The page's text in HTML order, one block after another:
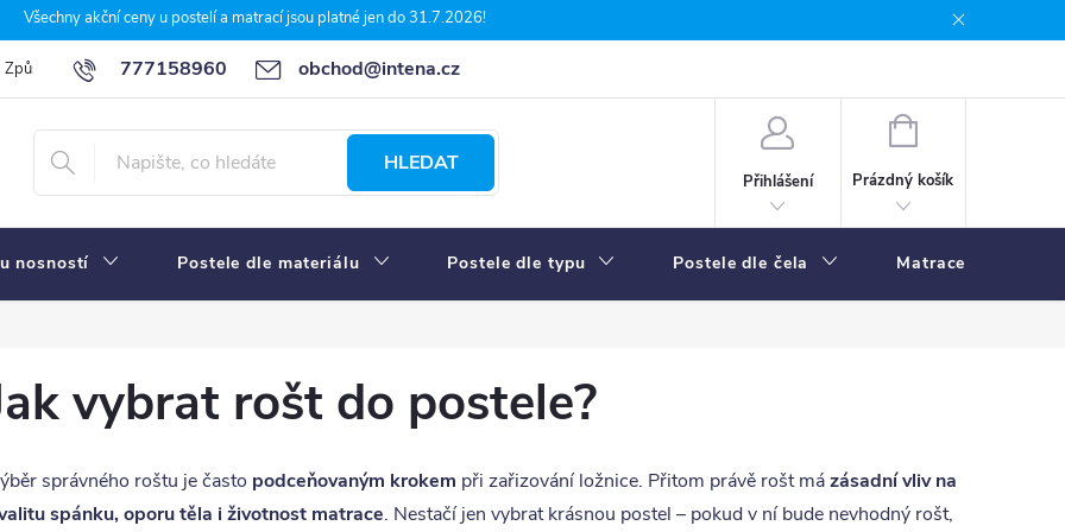
Všechny akční ceny u postelí a matrací jsou platné jen do 31.7.2026!
777158960 obchod@intena.cz
Způsoby a ceny dopravy 7 důvodů, proč nakupit u Intena nábytek
HLEDAT
Přihlášení
NÁKUPNÍ
Prázdný košík
nosností Postele dle materiálu Postele dle typu Postele dle čela Matrace
vybrat rošt do postele?
správného roštu je často podceňovaným krokem při zařizování ložnice. Přitom právě rošt mázásadní vliv na
spánku, oporu těla i životnost matrace. Nestačí jen vybrat krásnou postel – pokud v ní bude nevhodný rošt,